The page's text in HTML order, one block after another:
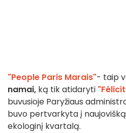
"People Paris Marais"- taip
namai, ką tik atidaryti
buvusioje Paryžiaus
buvo pertvarkyta į
ekologinį kvartalą.